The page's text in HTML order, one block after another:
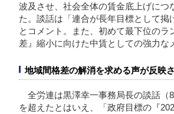
波及させ、社会全体の賃金底上げに
た。談話は「連合が長年目標として
とコメント。また、初めて最下位の
差』縮小に向けた中賃としての強力
地域間格差の解消を求める声が反映
全労連は黒澤幸一事務局長の談話（
を超えたとはいえ、「政府目標の『